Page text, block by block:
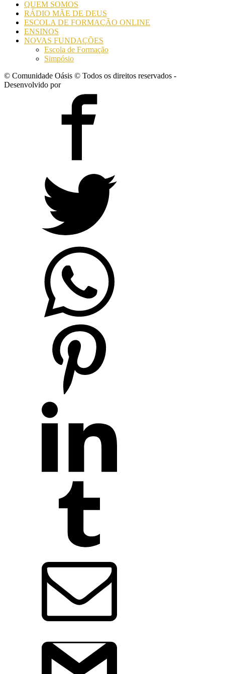
QUEM SOMOS
RÁDIO MÃE DE DEUS
ESCOLA DE FORMAÇÃO ONLINE
ENSINOS
NOVAS FUNDAÇÕES
Escola de Formação
Simpósio
© Comunidade Oásis © Todos os direitos reservados -
Desenvolvido por